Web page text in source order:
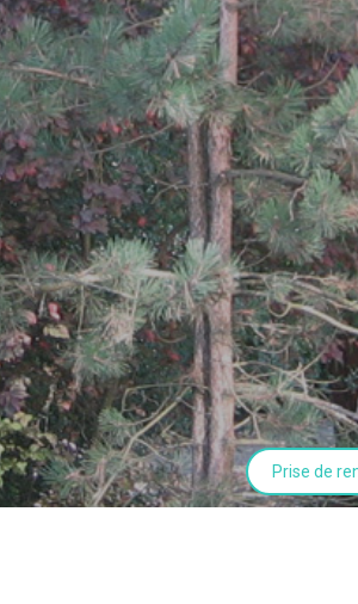
Prise de